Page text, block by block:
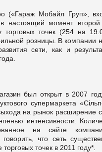
(«Гараж Мобайл Груп»,
настоящий момент
торговых точек (254 на
розницы. В компании
сети, как и
был открыт в 2007
супермаркета
на рынок расширение
интенсивности.
на сайте
говорить, что сеть
торговых точек в 2011 году*.